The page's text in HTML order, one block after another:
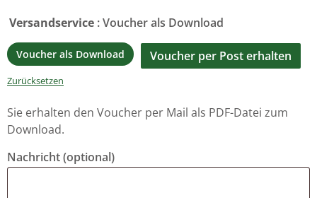
Versandservice : Voucher als Download
Voucher als Download Voucher per Post erhalten
Zurücksetzen
Sie erhalten den Voucher per Mail als PDF-Datei zum
Download.
Nachricht(optional)